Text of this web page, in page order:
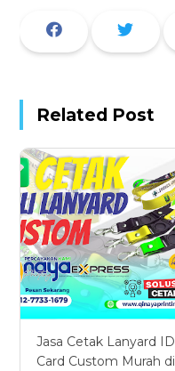
Related Post
Jasa Cetak Lanyard ID
Card Custom Murah di